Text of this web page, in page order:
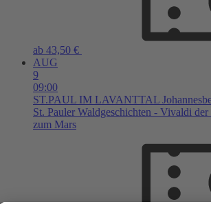
ab 43,50 €
AUG
9
09:00
ST.PAUL IM LAVANTTAL
St. Pauler Waldgeschichten - Vivaldi
zum Mars